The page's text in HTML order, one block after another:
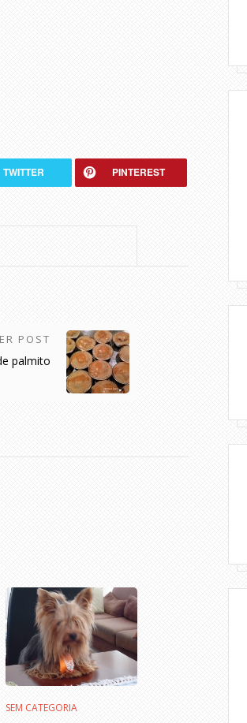
TWITTER PINTEREST
POST
palmito
SEM CATEGORIA